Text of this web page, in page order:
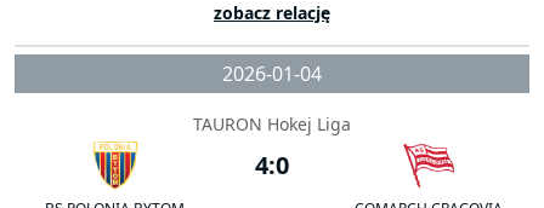
zobacz relację
2026-01-04
TAURON Hokej Liga
4:0